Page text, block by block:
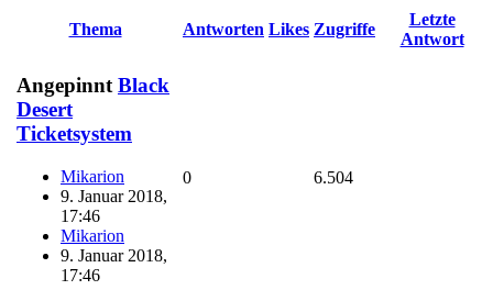
Thema Antworten Likes Zugriffe
Letzte
Antwort
Angepinnt Black
Desert
Ticketsystem
Mikarion
9. Januar 2018,
17:46
Mikarion
9. Januar 2018,
17:46
0 6.504